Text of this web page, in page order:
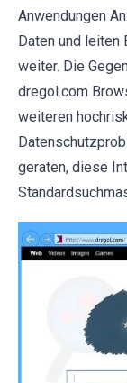
Anwendungen
Daten und
weiter. Die
dregol.com
weiteren
geraten, diese